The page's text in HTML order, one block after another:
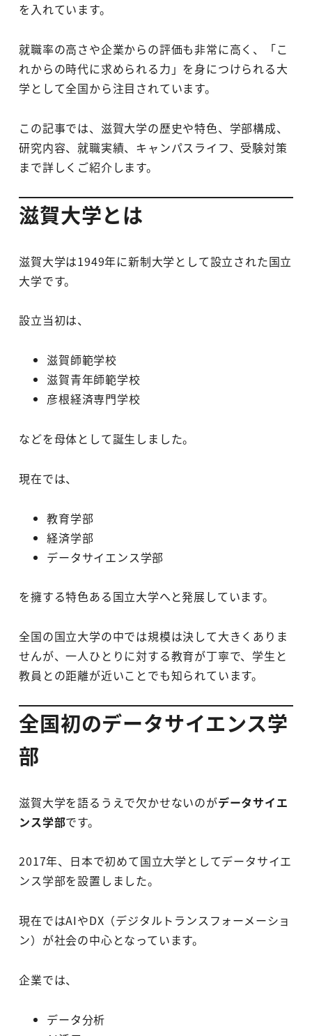
を入れています。
就職率の高さや企業からの評価も非常に高く、「こ
れからの時代に求められる力」を身につけられる大
学として全国から注目されています。
この記事では、滋賀大学の歴史や特色、学部構成、
研究内容、就職実績、キャンパスライフ、受験対策
まで詳しくご紹介します。
滋賀大学とは
滋賀大学は1949年に新制大学として設立された国立
大学です。
設立当初は、
滋賀師範学校
滋賀青年師範学校
彦根経済専門学校
などを母体として誕生しました。
現在では、
教育学部
経済学部
データサイエンス学部
を擁する特色ある国立大学へと発展しています。
全国の国立大学の中では規模は決して大きくありま
せんが、一人ひとりに対する教育が丁寧で、学生と
教員との距離が近いことでも知られています。
全国初のデータサイエンス学
部
滋賀大学を語るうえで欠かせないのがデータサイエ
ンス学部です。
2017年、日本で初めて国立大学としてデータサイエ
ンス学部を設置しました。
現在ではAIやDX（デジタルトランスフォーメーショ
ン）が社会の中心となっています。
企業では、
データ分析